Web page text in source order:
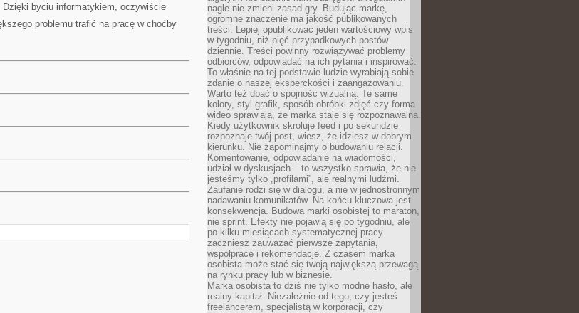
byciu informatykiem, oczywiście
problemu trafić na pracę w choćby
nagle nie zmieni zasad gry. Budując markę,
ogromne znaczenie ma jakość publikowanych
treści. Lepiej opublikować jeden wartościowy wpis
w tygodniu, niż pięć przypadkowych postów
dziennie. Treści powinny rozwiązywać problemy
odbiorców, odpowiadać na ich pytania i inspirować.
To właśnie na tej podstawie ludzie wyrabiają sobie
zdanie o naszej eksperckości i zaangażowaniu.
Warto też dbać o spójność wizualną. Te same
kolory, styl grafik, sposób obróbki zdjęć czy forma
wideo sprawiają, że marka staje się rozpoznawalna.
Kiedy użytkownik skroluje feed i po sekundzie
rozpoznaje twój post, wiesz, że idziesz w dobrym
kierunku. Nie zapominajmy o budowaniu relacji.
Komentowanie, odpowiadanie na wiadomości,
udział w dyskusjach – to wszystko sprawia, że nie
jesteśmy tylko „profilami”, ale realnymi ludźmi.
Zaufanie rodzi się w dialogu, a nie w jednostronnym
nadawaniu komunikatów. Na końcu kluczowa jest
konsekwencja. Budowa marki osobistej to maraton,
nie sprint. Efekty nie pojawią się po tygodniu, ale
po kilku miesiącach systematycznej pracy
zaczniesz zauważać pierwsze zapytania,
współprace i rekomendacje. Z czasem marka
osobista może stać się twoją największą przewagą
na rynku pracy lub w biznesie.
Marka osobista to dziś nie tylko modne hasło, ale
realny kapitał. Niezależnie od tego, czy jesteś
freelancerem, specjalistą w korporacji, czy